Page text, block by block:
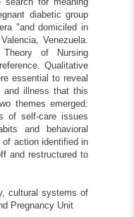
diabetic group
"and domiciled in
Venezuela.
of Nursing
Qualitative
essential to reveal
and illness that this
themes emerged:
of self-care issues
and behavioral
action identified in
and restructured to
cultural systems of
Pregnancy Unit